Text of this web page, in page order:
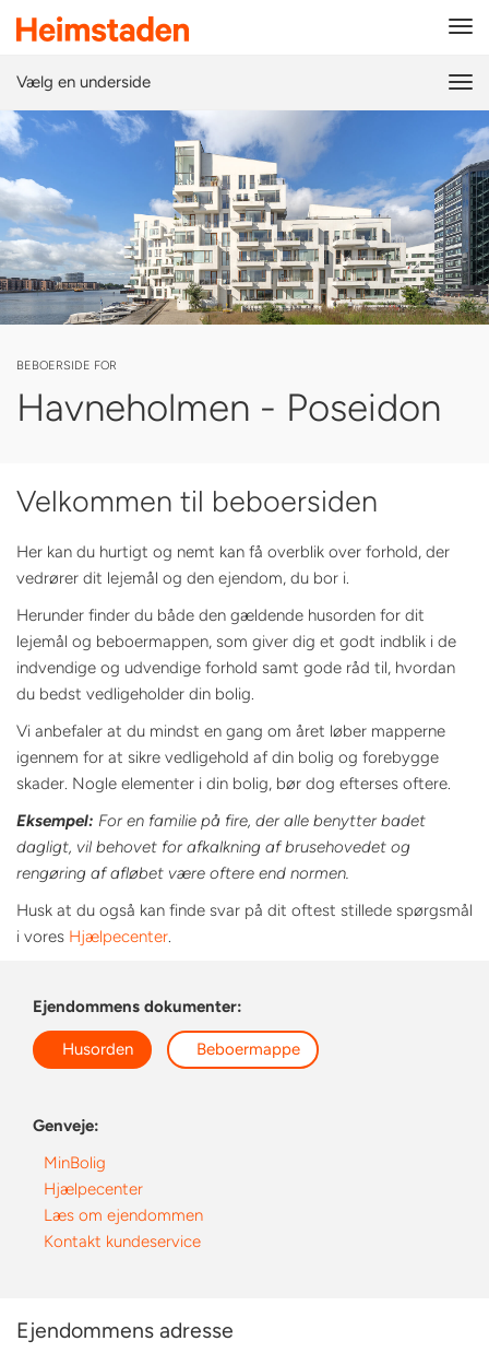
Vælg en underside
BEBOERSIDE FOR
Havneholmen - Poseidon
Velkommen til beboersiden
Her kan du hurtigt og nemt kan få overblik over forhold, der
vedrører dit lejemål og den ejendom, du bor i.
Herunder finder du både den gældende husorden for dit
lejemål og beboermappen, som giver dig et godt indblik i de
indvendige og udvendige forhold samt gode råd til, hvordan
du bedst vedligeholder din bolig.
Vi anbefaler at du mindst en gang om året løber mapperne
igennem for at sikre vedligehold af din bolig og forebygge
skader. Nogle elementer i din bolig, bør dog efterses oftere.
Eksempel: For en familie på fire, der alle benytter badet
dagligt, vil behovet for afkalkning af brusehovedet og
rengøring af afløbet være oftere end normen.
Husk at du også kan finde svar på dit oftest stillede spørgsmål
i vores Hjælpecenter
Ejendommens dokumenter:
Husorden Beboermappe
Genveje:
MinBolig
Hjælpecenter
Læs om ejendommen
Kontakt kundeservice
Ejendommens adresse